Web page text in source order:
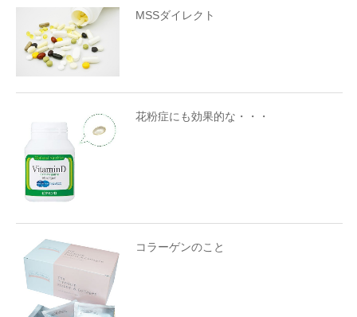
MSSダイレクト
花粉症にも効果的な・・・
コラーゲンのこと